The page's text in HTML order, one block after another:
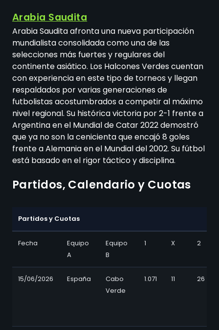
Arabia Saudita
Arabia Saudita afronta una nueva participación
mundialista consolidada como una de las
selecciones más fuertes y regulares del
continente asiático. Los Halcones Verdes cuentan
con experiencia en este tipo de torneos y llegan
respaldados por varias generaciones de
futbolistas acostumbrados a competir al máximo
nivel regional. Su histórica victoria por 2-1 frente a
Argentina en el Mundial de Catar 2022 demostró
que ya no son la cenicienta que encajó 8 goles
frente a Alemania en el Mundial del 2002. Su fútbol
está basado en el rigor táctico y disciplina.
Partidos, Calendario y Cuotas
Partidos y Cuotas
Fecha
Equipo
A
Equipo
B
1 X 2
15/06/2026 España
Cabo
Verde
1.071 11 26